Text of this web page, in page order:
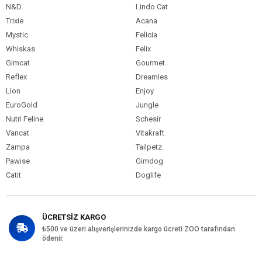
N&D
Lindo Cat
Trixie
Acana
Mystic
Felicia
Whiskas
Felix
Gimcat
Gourmet
Reflex
Dreamies
Lion
Enjoy
EuroGold
Jungle
Nutri Feline
Schesir
Vancat
Vitakraft
Zampa
Tailpetz
Pawise
Gimdog
Catit
Doglife
ÜCRETSİZ KARGO
₺500 ve üzeri alışverişlerinizde kargo ücreti ZOO tarafından
ödenir.